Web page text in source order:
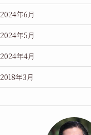
2024年6月
2024年5月
2024年4月
2018年3月